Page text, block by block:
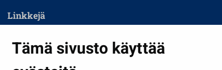
Tämä sivusto käyttää
Linkkejä
Kasvatus ja opetus